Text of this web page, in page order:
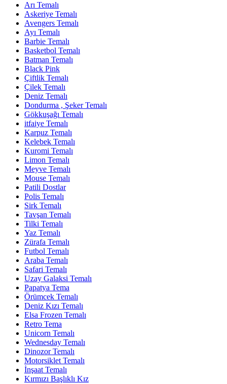
Arı Temalı
Askeriye Temalı
Avengers Temalı
Ayı Temalı
Barbie Temalı
Basketbol Temalı
Batman Temalı
Black Pink
Çiftlik Temalı
Çilek Temalı
Deniz Temalı
Dondurma , Şeker Temalı
Gökkuşağı Temalı
itfaiye Temalı
Karpuz Temalı
Kelebek Temalı
Kuromi Temalı
Limon Temalı
Meyve Temalı
Mouse Temalı
Patili Dostlar
Polis Temalı
Sirk Temalı
Tavşan Temalı
Tilki Temalı
Yaz Temalı
Zürafa Temalı
Futbol Temalı
Araba Temalı
Safari Temalı
Uzay Galaksi Temalı
Papatya Tema
Örümcek Temalı
Deniz Kızı Temalı
Elsa Frozen Temalı
Retro Tema
Unicorn Temalı
Wednesday Temalı
Dinozor Temalı
Motorsiklet Temalı
İnşaat Temalı
Kırmızı Başlıklı Kız